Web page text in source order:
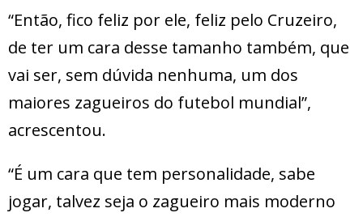
“Então, fico feliz por ele, feliz pelo Cruzeiro,
de ter um cara desse tamanho também, que
vai ser, sem dúvida nenhuma, um dos
maiores zagueiros do futebol mundial”,
acrescentou.
“É um cara que tem personalidade, sabe
jogar, talvez seja o zagueiro mais moderno